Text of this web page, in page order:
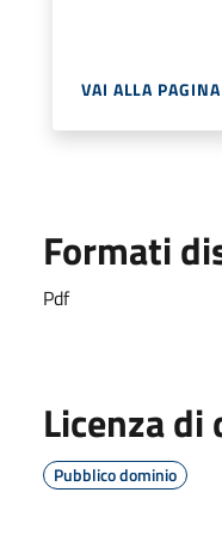
VAI ALLA PAGINA
Formati
Pdf
Licenza
Pubblico dominio